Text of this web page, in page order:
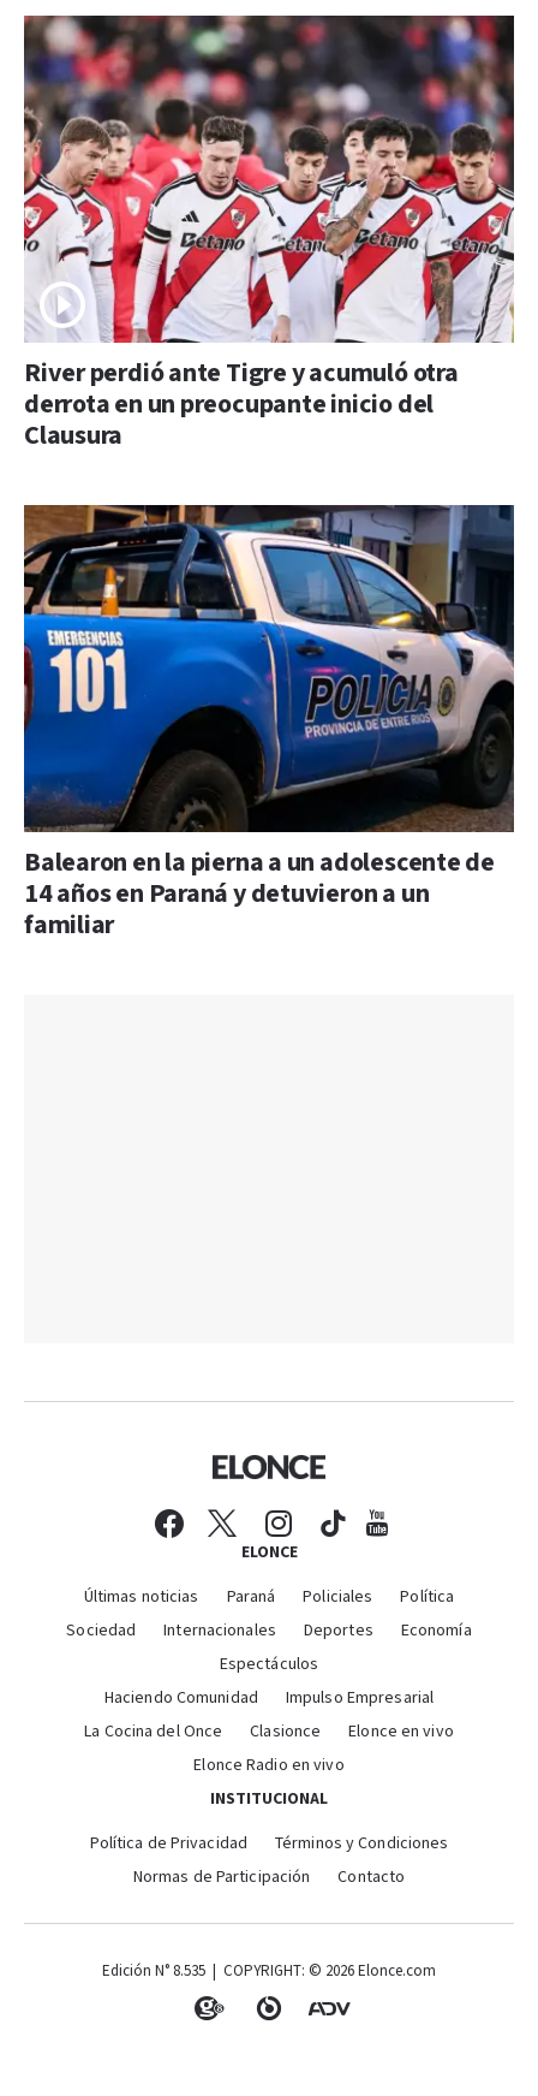
River perdió ante Tigre y acumuló otra
derrota en un preocupante inicio del
Clausura
Balearon en la pierna a un adolescente de
14 años en Paraná y detuvieron a un
familiar
ELONCE
Últimas noticias Paraná Policiales
Política
Sociedad
Internacionales Deportes
Economía
Espectáculos
Haciendo Comunidad
Impulso Empresarial
La Cocina del Once
Clasionce
Elonce en vivo
Elonce Radio en vivo
INSTITUCIONAL
Política de Privacidad
Términos y Condiciones
Normas de Participación
Contacto
Edición N° 8.535 | COPYRIGHT: © 2026 Elonce.com